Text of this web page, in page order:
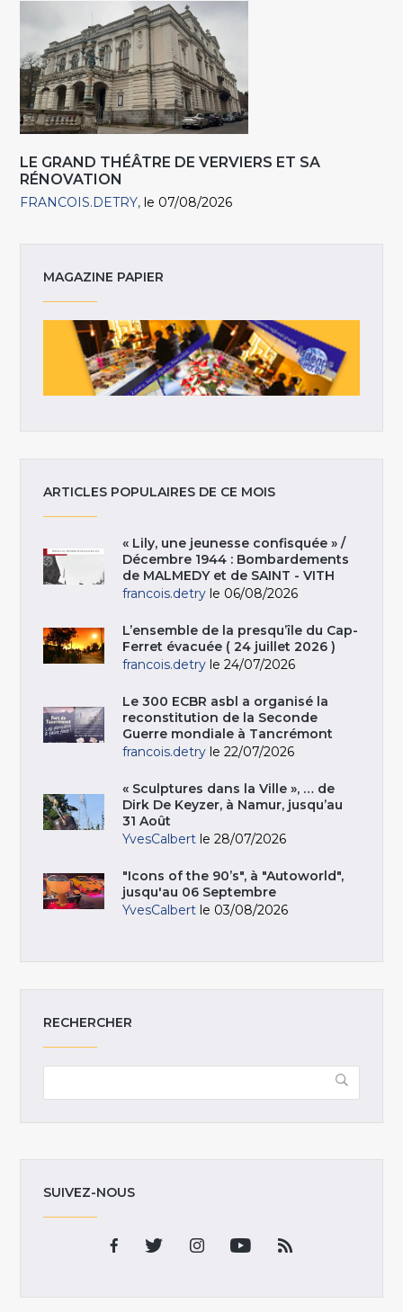
LE GRAND THÉÂTRE DE VERVIERS ET SA
RÉNOVATION
FRANCOIS.DETRY le 07/08/2026
MAGAZINE PAPIER
ARTICLES POPULAIRES DE CE MOIS
« Lily, une jeunesse confisquée » /
Décembre 1944 : Bombardements
de MALMEDY et de SAINT - VITH
francois.detry le 06/08/2026
L’ensemble de la presqu’île du Cap-
Ferret évacuée ( 24 juillet 2026 )
francois.detry le 24/07/2026
Le 300 ECBR asbl a organisé la
reconstitution de la Seconde
Guerre mondiale à Tancrémont
francois.detry le 22/07/2026
« Sculptures dans la Ville », … de
Dirk De Keyzer, à Namur, jusqu’au
31 Août
YvesCalbert le 28/07/2026
"Icons of the 90’s", à "Autoworld",
jusqu'au 06 Septembre
YvesCalbert le 03/08/2026
RECHERCHER
SUIVEZ-NOUS